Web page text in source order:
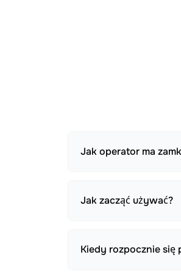
Jak operator ma
Jak zacząć używać?
Kiedy rozpocznie się